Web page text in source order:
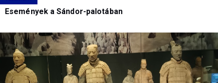
Események a Sándor-palotában